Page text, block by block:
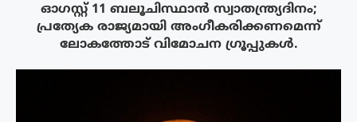
ഓഗസ്റ്റ് 11 ബലൂചിസ്ഥാൻ സ്വാതന്ത്ര്യദിനം;
പ്രത്യേക രാജ്യമായി അംഗീകരിക്കണമെന്ന്
ലോകത്തോട് വിമോചന ഗ്രൂപ്പുകൾ.